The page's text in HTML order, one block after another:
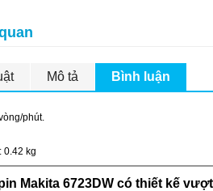
Mô tả Bình luận
phút.
0.42 kg
Makita 6723DW có thiết kế